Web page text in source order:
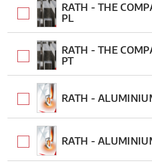
RATH - THE
PL
RATH - THE
PT
RATH -
RATH -